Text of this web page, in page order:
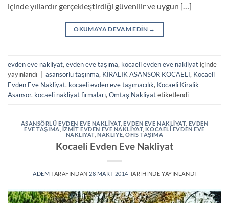
içinde yıllardır gerçekleştirdiği güvenilir ve uygun […]
OKUMAYA DEVAM EDIN →
evden eve nakliyat, evden eve taşıma, kocaeli evden eve nakliyat içinde
yayınlandı
asansörlü taşınma, KİRALIK ASANSÖR KOCAELİ, Kocaeli
Evden Eve Nakliyat, kocaeli evden eve taşımacılık, Kocaeli Kiralik
Asansor, kocaeli nakliyat firmaları, Omtaş Nakliyatetiketlendi
ASANSÖRLÜ EVDEN EVE NAKLIYAT,EVDEN EVE NAKLIYAT, EVDEN
EVE TAŞIMA IZMIT EVDEN EVE NAKLIYAT, KOCAELI EVDEN EVE
NAKLIYAT ,NAKLIYE ,OFIS TAŞIMA
Kocaeli Evden Eve Nakliyat
ADEM TARAFINDAN 28 MART 2014TARIHINDE YAYINLANDI